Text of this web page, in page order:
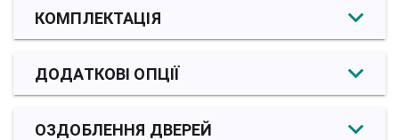
КОМПЛЕКТАЦІЯ
ДОДАТКОВІ ОПЦІЇ
ОЗДОБЛЕННЯ ДВЕРЕЙ